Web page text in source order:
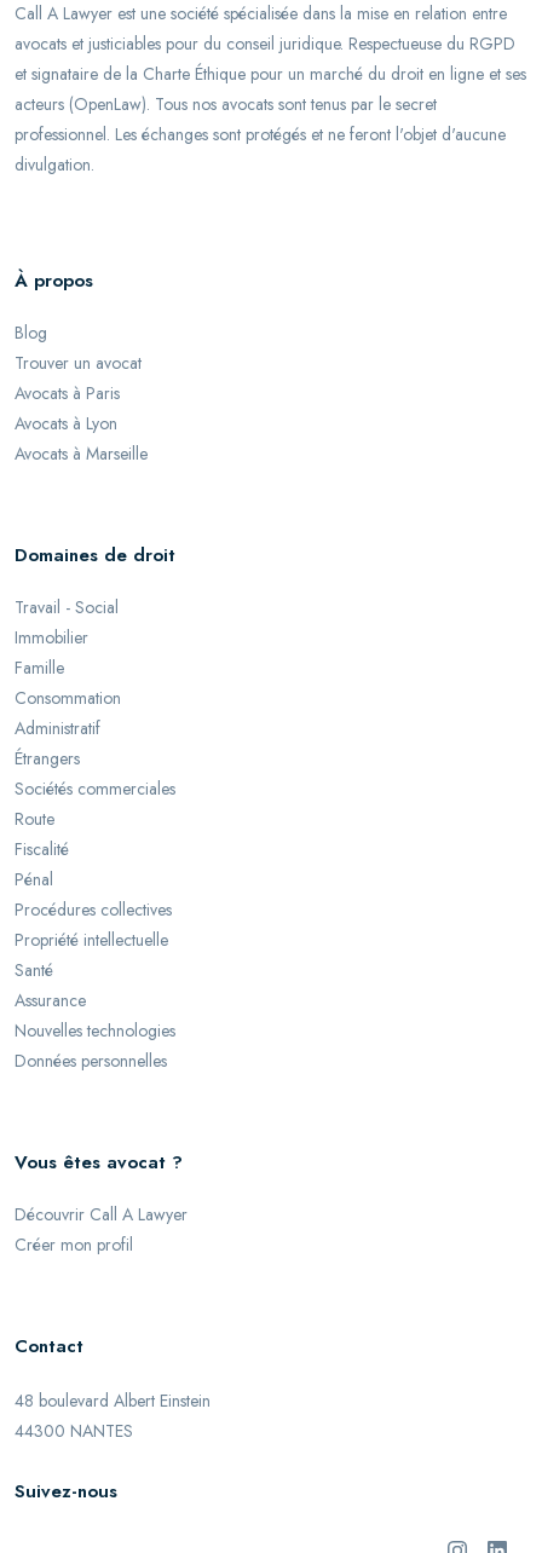
Call A Lawyer est une société spécialisée dans la mise en relation entre
avocats et justiciables pour du conseil juridique. Respectueuse du RGPD
et signataire de la Charte Éthique pour un marché du droit en ligne et ses
acteurs (OpenLaw). Tous nos avocats sont tenus par le secret
professionnel. Les échanges sont protégés et ne feront l'objet d'aucune
divulgation.
À propos
Blog
Trouver un avocat
Avocats à Paris
Avocats à Lyon
Avocats à Marseille
Domaines de droit
Travail - Social
Immobilier
Famille
Consommation
Administratif
Étrangers
Sociétés commerciales
Route
Fiscalité
Pénal
Procédures collectives
Propriété intellectuelle
Santé
Assurance
Nouvelles technologies
Données personnelles
Vous êtes avocat ?
Découvrir Call A Lawyer
Créer mon profil
Contact
48 boulevard Albert Einstein
44300 NANTES
Suivez-nous